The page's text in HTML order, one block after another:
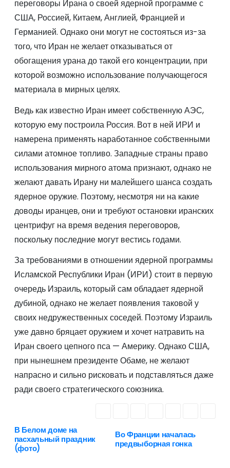
переговоры Ирана о своей ядерной программе с
США, Россией, Китаем, Англией, Францией и
Германией. Однако они могут не состояться из-за
того, что Иран не желает отказываться от
обогащения урана до такой его концентрации, при
которой возможно использование получающегося
материала в мирных целях.
Ведь как известно Иран имеет собственную АЭС,
которую ему построила Россия. Вот в ней ИРИ и
намерена применять наработанное собственными
силами атомное топливо. Западные страны право
использования мирного атома признают, однако не
желают давать Ирану ни малейшего шанса создать
ядерное оружие. Поэтому, несмотря ни на какие
доводы иранцев, они и требуют остановки иранских
центрифуг на время ведения переговоров,
поскольку последние могут вестись годами.
За требованиями в отношении ядерной программы
Исламской Республики Иран (ИРИ) стоит в первую
очередь Израиль, который сам обладает ядерной
дубиной, однако не желает появления таковой у
своих недружественных соседей. Поэтому Израиль
уже давно бряцает оружием и хочет натравить на
Иран своего цепного пса — Америку. Однако США,
при нынешнем президенте Обаме, не желают
напрасно и сильно рисковать и подставляться даже
ради своего стратегического союзника.
Н
а
Во Франции началась
предвыборная гонка
В Белом доме на
пасхальный праздник
(фото)